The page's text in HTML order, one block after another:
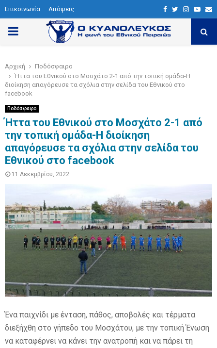
Επικοινωνία Απόψεις
c
o
e
m
P
I
M
A
R
M
U
Αρχική
Ποδόσφαιρο
Ήττα του Εθνικού στο Μοσχάτο 2-1 από την τοπική ομάδα-Η
διοίκηση απαγόρευσε τα σχόλια στην σελίδα του Εθνικού στο
facebook
Ποδόσφαιρο
Ήττα του Εθνικού στο Μοσχάτο 2-1 από
την τοπική ομάδα-Η διοίκηση
απαγόρευσε τα σχόλια στην σελίδα του
Εθνικού στο facebook
11 Δεκεμβρίου, 2022
Ένα παιχνίδι με ένταση, πάθος, αποβολές και τέρματα
διεξήχθη στο γήπεδο του Μοσχάτου, με την τοπική Ένωση
να καταφέρνει να κάνει την ανατροπή και να πάρει τη